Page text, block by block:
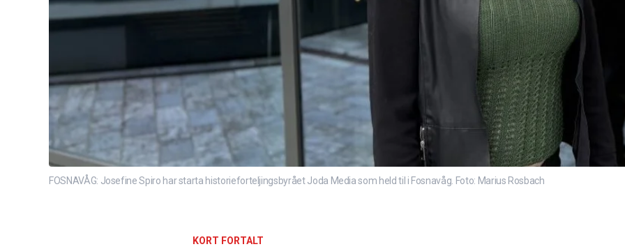
FOSNAVÅG: Josefine Spiro har starta historieforteljingsbyrået Joda Media som held til i Fosnavåg. Foto: Marius Rosbach
KORT FORTALT